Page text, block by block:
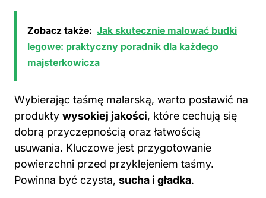
Zobacz także: Jak skutecznie malować budki
legowe: praktyczny poradnik dla każdego
majsterkowicza
Wybierając taśmę malarską, warto postawić na
produkty wysokiej jakości, które cechują się
dobrą przyczepnością oraz łatwością
usuwania. Kluczowe jest przygotowanie
powierzchni przed przyklejeniem taśmy.
Powinna być czysta, sucha i gładka.